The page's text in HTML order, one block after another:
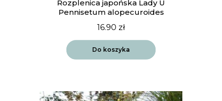
Rozplenica japońska Lady U
Pennisetum alopecuroides
16.90 zł
Do koszyka